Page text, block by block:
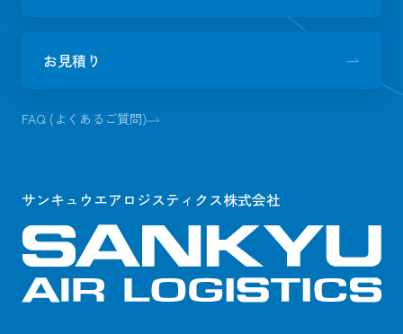
お見積り
FAQ (よくあるご質問)
サンキュウエアロジスティクス株式会社